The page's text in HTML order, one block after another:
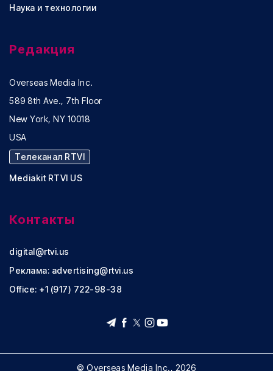
Наука и технологии
Редакция
Overseas Media Inc.
589 8th Ave., 7th Floor
New York, NY 10018
USA
Телеканал RTVI
Mediakit RTVI US
Контакты
digital@rtvi.us
Реклама: advertising@rtvi.us
Office: +1 (917) 722-98-38
© Overseas Media Inc., 2026